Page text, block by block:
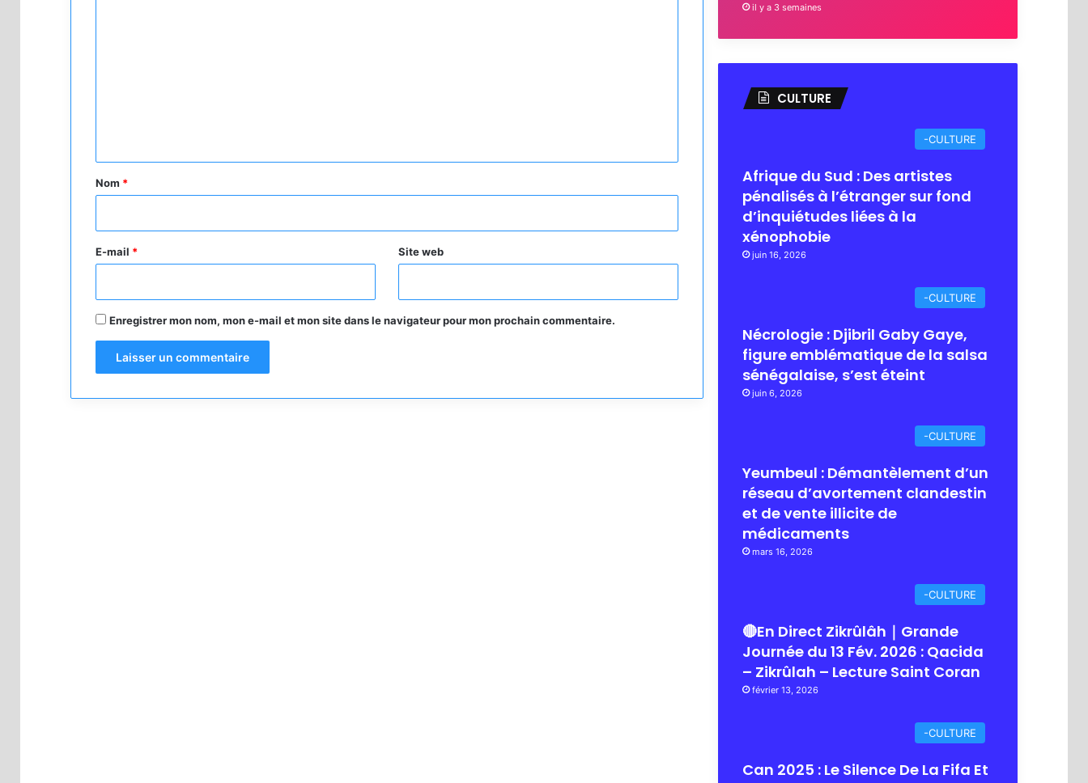
a
r
e
Nom *
E-mail * Site web
Enregistrer mon nom, mon e-mail et mon site dans le navigateur pour mon prochain commentaire.
il y a 3 semaines
CULTURE
-CULTURE
Afrique du Sud : Des artistes
pénalisés à l’étranger sur fond
d’inquiétudes liées à la
xénophobie
juin 16, 2026
-CULTURE
Nécrologie : Djibril Gaby Gaye,
figure emblématique de la salsa
sénégalaise, s’est éteint
juin 6, 2026
-CULTURE
Yeumbeul : Démantèlement d’un
réseau d’avortement clandestin
et de vente illicite de
médicaments
mars 16, 2026
-CULTURE
🔴En Direct Zikrûlâh｜Grande
Journée du 13 Fév. 2026 : Qacida
– Zikrûlah – Lecture Saint Coran
février 13, 2026
-CULTURE
Can 2025 : Le Silence De La Fifa Et